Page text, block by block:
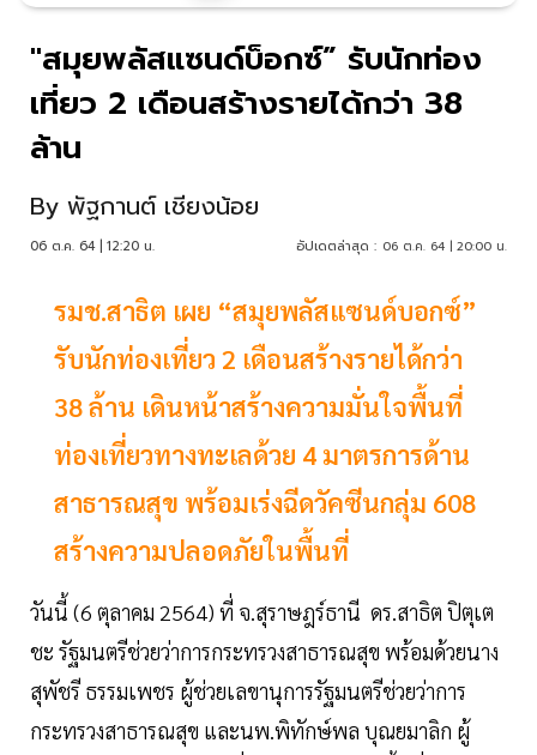
"สมุยพลัสแซนด์บ็อกซ์” รับนักท่อง
เที่ยว 2 เดือนสร้างรายได้กว่า 38
ล้าน
By พัฐกานต์ เชียงน้อย
06 ต.ค. 64 | 12:20 น. อัปเดตล่าสุด : 06 ต.ค. 64 | 20:00 น.
รมช.สาธิต เผย “สมุยพลัสแซนด์บอกซ์”
รับนักท่องเที่ยว 2 เดือนสร้างรายได้กว่า
38 ล้าน เดินหน้าสร้างความมั่นใจพื้นที่
ท่องเที่ยวทางทะเลด้วย 4 มาตรการด้าน
สาธารณสุข พร้อมเร่งฉีดวัคซีนกลุ่ม 608
สร้างความปลอดภัยในพื้นที่
วันนี้ (6 ตุลาคม 2564) ที่ จ.สุราษฎร์ธานี ดร.สาธิต ปิตุเต
ชะ รัฐมนตรีช่วยว่าการกระทรวงสาธารณสุข พร้อมด้วยนาง
สุพัชรี ธรรมเพชร ผู้ช่วยเลขานุการรัฐมนตรีช่วยว่าการ
กระทรวงสาธารณสุข และนพ.พิทักษ์พล บุณยมาลิก ผู้